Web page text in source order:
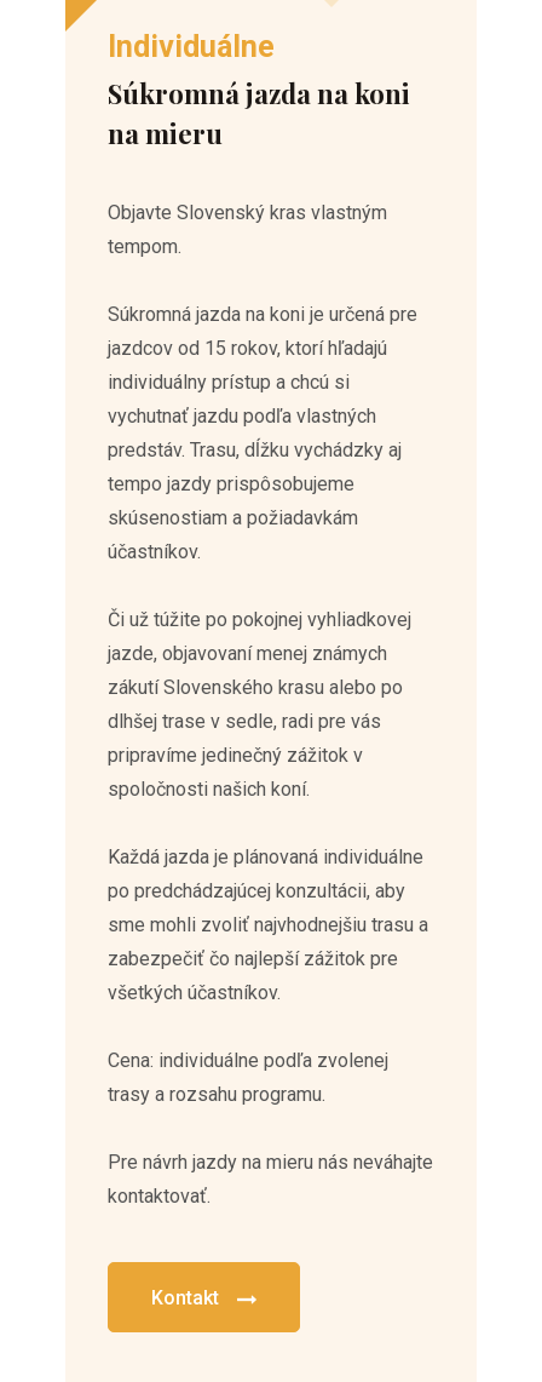
Individuálne
Súkromná jazda na koni
na mieru
Objavte Slovenský kras vlastným
tempom.
Súkromná jazda na koni je určená pre
jazdcov od 15 rokov, ktorí hľadajú
individuálny prístup a chcú si
vychutnať jazdu podľa vlastných
predstáv. Trasu, dĺžku vychádzky aj
tempo jazdy prispôsobujeme
skúsenostiam a požiadavkám
účastníkov.
Či už túžite po pokojnej vyhliadkovej
jazde, objavovaní menej známych
zákutí Slovenského krasu alebo po
dlhšej trase v sedle, radi pre vás
pripravíme jedinečný zážitok v
spoločnosti našich koní.
Každá jazda je plánovaná individuálne
po predchádzajúcej konzultácii, aby
sme mohli zvoliť najvhodnejšiu trasu a
zabezpečiť čo najlepší zážitok pre
všetkých účastníkov.
Cena: individuálne podľa zvolenej
trasy a rozsahu programu.
Pre návrh jazdy na mieru nás neváhajte
kontaktovať.
Kontakt